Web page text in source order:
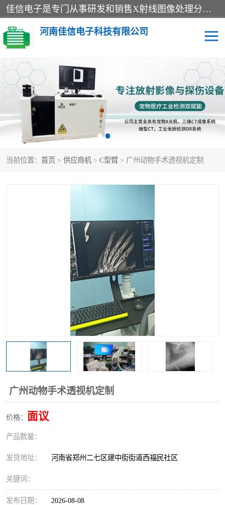
佳信电子是专门从事研发和销售X射线图像处理分析和X射线设备的高端技术公司，先进的图像处理技术帮助用户更加准确的判断图像，为科研和检测提供可靠保证，现有产品包括电力GIS探伤X射线检测系统，电力耐张线夹探伤X射线检测系统，便携式X射线，兽用图像的增强软件工具包，工业和兽用便携式DR，实验室CT，桌面CT等。
河南佳信电子科技有限公司
当前位置： 首页 > 供应商机 > C型臂 > 广州动物手术透视机定制
广州动物手术透视机定制
价格： 面议
产品数量：
发货地址： 河南省郑州二七区建中街街道西福民社区
关键词：
发布日期： 2026-08-08
宠物X光机DR 电力探伤仪GIS探伤仪
电力探伤仪耐张线夹探伤
仪
微焦点射线源
工业CT
C型臂 口腔牙科X光机DR
管道焊缝探伤X光机DR 牛马羊大动物兽用DR